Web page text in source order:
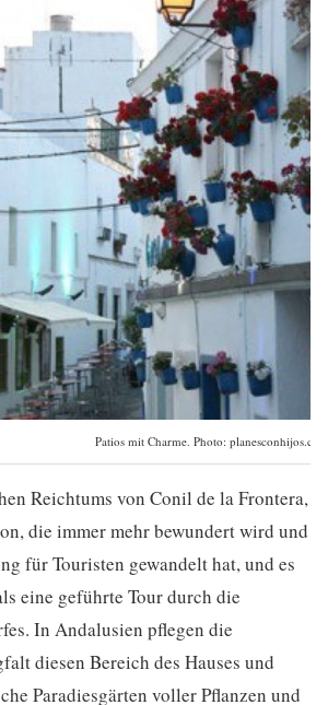
Patios mit Charme. Photo: planesconhijos.com
Reichtums von Conil de la Frontera,
die immer mehr bewundert wird und
für Touristen gewandelt hat, und es
eine geführte Tour durch die
In Andalusien pflegen die
diesen Bereich des Hauses und
Paradiesgärten voller Pflanzen und